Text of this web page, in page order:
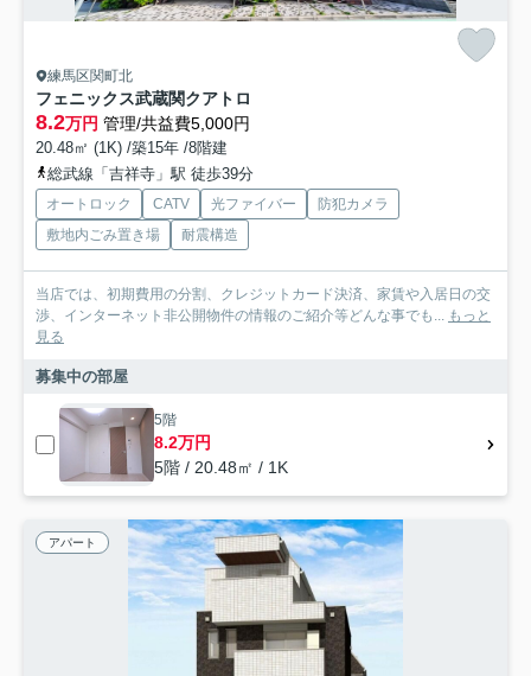
練馬区関町北
フェニックス武蔵関クアトロ
8.2万円 管理/共益費5,000円
20.48㎡ (1K) /築15年 /8階建
総武線「吉祥寺」駅 徒歩39分
オートロック CATV 光ファイバー
防犯カメラ
敷地内ごみ置き場
耐震構造
当店では、初期費用の分割、クレジットカード決済、家賃や入居日の交
渉、インターネット非公開物件の情報のご紹介等どんな事でも... もっと
見る
募集中の部屋
5階
8.2万円
5階 / 20.48㎡ / 1K
アパート